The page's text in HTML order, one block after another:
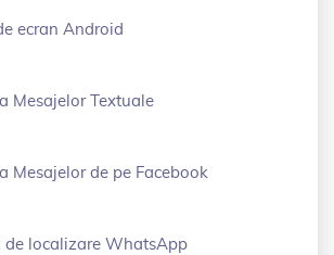
ecran Android
Mesajelor Textuale
Mesajelor de pe Facebook
de localizare WhatsApp